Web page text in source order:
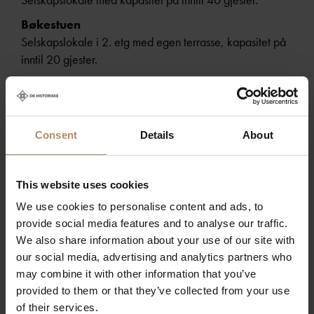
Consent Details About
This website uses cookies
We use cookies to personalise content and ads, to
provide social media features and to analyse our traffic.
We also share information about your use of our site with
our social media, advertising and analytics partners who
may combine it with other information that you’ve
provided to them or that they’ve collected from your use
of their services.
Bøkestuen
Selskapslokale i 2. etg med egen terrasse, kapasitet på
inntil 20 gjester.
Gaardshuset
Kan reserveres til 15 gjester for å nyte de sene
nattetimer.
Hotellets nye selskapslokale med plass til inntil 100
gjester.
Uansett anledning står teamet klare til å hjelpe gjestene
med å velge det perfekte lokalet og komponere en
smakfull selskapsmeny, nøye tilberedt av kjøkkensjefen
med fokus på kvalitet og sesongens beste råvarer.